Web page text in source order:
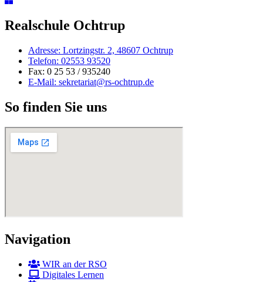
Realschule Ochtrup
Adresse: Lortzingstr. 2, 48607 Ochtrup
Telefon: 02553 93520
Fax: 0 25 53 / 935240
E-Mail: sekretariat@rs-ochtrup.de
So finden Sie uns
Navigation
WIR an der RSO
Digitales Lernen